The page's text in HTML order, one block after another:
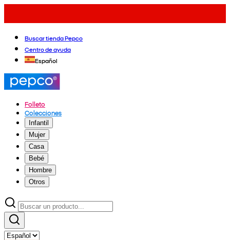
Buscar tienda Pepco
Centro de ayuda
Español
Folleto
Colecciones
Infantil
Mujer
Casa
Bebé
Hombre
Otros